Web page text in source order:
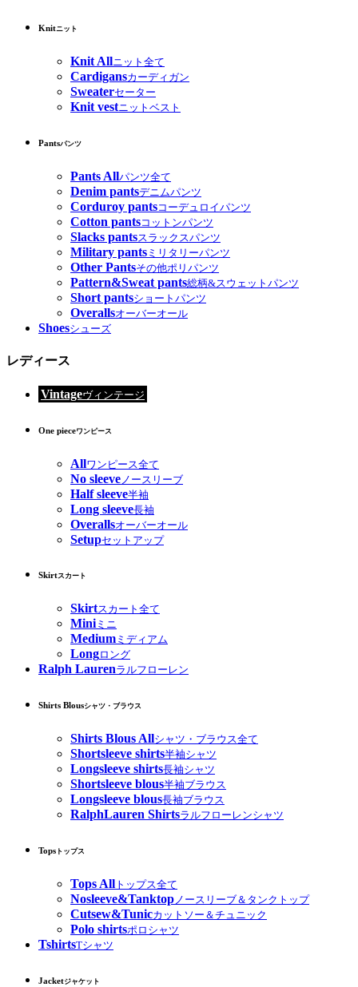
Knitニット
Knit Allニット全て
Cardigansカーディガン
Sweaterセーター
Knit vestニットベスト
Pantsパンツ
Pants Allパンツ全て
Denim pantsデニムパンツ
Corduroy pantsコーデュロイパンツ
Cotton pantsコットンパンツ
Slacks pantsスラックスパンツ
Military pants ミリタリーパンツ
Other Pantsその他ポリパンツ
Pattern&Sweat pants総柄&スウェットパンツ
Short pantsショートパンツ
Overallsオーバーオール
Shoesシューズ
レディース
Vintageヴィンテージ
One pieceワンピース
Allワンピース全て
No sleeve ノースリーブ
Half sleeve半袖
Long sleeve長袖
Overallsオーバーオール
Setupセットアップ
Skirtスカート
Skirtスカート全て
Miniミニ
Medium ミディアム
Longロング
Ralph Laurenラルフローレン
Shirts Blousシャツ・ブラウス
Shirts Blous Allシャツ・ブラウス全て
Shortsleeve shirts半袖シャツ
Longsleeve shirts長袖シャツ
Shortsleeve blous半袖ブラウス
Longsleeve blous長袖ブラウス
RalphLauren Shirtsラルフローレンシャツ
Tops トップス
Tops All トップス全て
Nosleeve&Tanktopノースリーブ＆タンクトップ
Cutsew&Tunicカットソー＆チュニック
Polo shirtsポロシャツ
TshirtsTシャツ
Jacketジャケット